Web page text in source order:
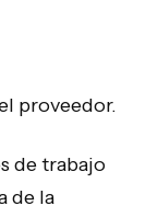
proveedor.
de trabajo
de la